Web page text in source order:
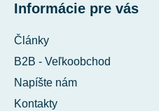
Informácie pre vás
Články
B2B - Veľkoobchod
Napíšte nám
Kontakty